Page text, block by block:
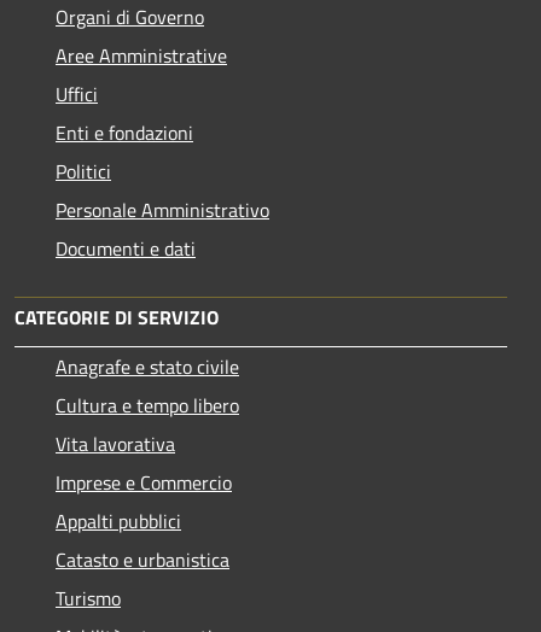
Organi di Governo
Aree Amministrative
Uffici
Enti e fondazioni
Politici
Personale Amministrativo
Documenti e dati
CATEGORIE DI SERVIZIO
Anagrafe e stato civile
Cultura e tempo libero
Vita lavorativa
Imprese e Commercio
Appalti pubblici
Catasto e urbanistica
Turismo